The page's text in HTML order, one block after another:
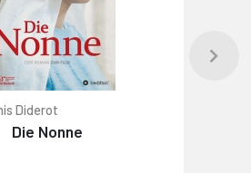
Diderot
Die Nonne